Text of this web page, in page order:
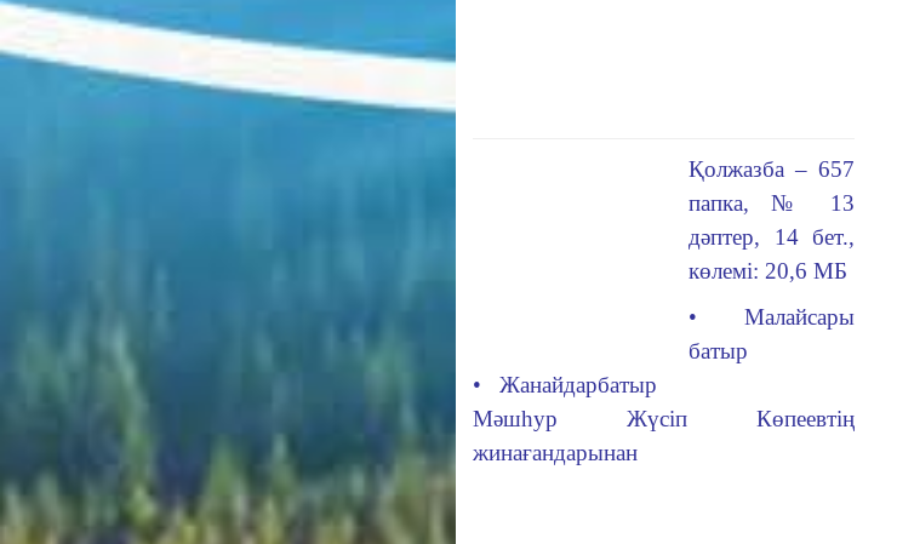
Қолжазба – 657
папка, № 13
дәптер, 14 бет.,
көлемі: 20,6 МБ
• Малайсары
батыр
• Жанайдарбатыр
Мәшһур Жүсіп Көпеевтің
жинағандарынан